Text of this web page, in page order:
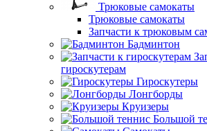
Трюковые самокаты
Трюковые самокаты
Запчасти к трюковым
Бадминтон
гироскутерам
Гироскутеры
Лонгборды
Круизеры
Большой